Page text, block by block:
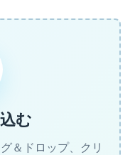
む
＆ドロップ、クリ